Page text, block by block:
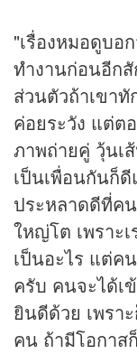
"เรื่องหมอดูบอ
ทำงานก่อนอีก
ส่วนตัวถ้าเขาทั
ค่อยระวัง แต่ต
ภาพถ่ายคู่ วุ้นเ
เป็นเพื่อนกันก็ดี
ประหลาดดีที่คน
ใหญ่โต เพราะเ
เป็นอะไร แต่ค
ครับ คนจะได้เ
ยินดีด้วย เพรา
คน ถ้ามีโอกาส